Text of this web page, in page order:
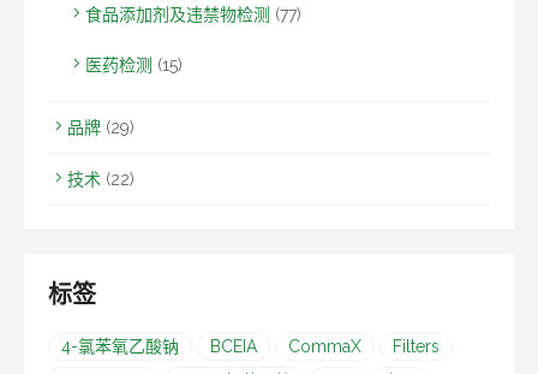
食品添加剂及违禁物检测 (77)
医药检测 (15)
品牌 (29)
技术 (22)
标签
4-氯苯氧乙酸钠 BCEIA CommaX
Filters